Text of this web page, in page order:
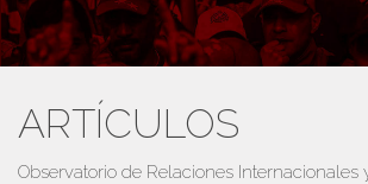
ARTÍCULOS
Observatorio de Relaciones Internacionales